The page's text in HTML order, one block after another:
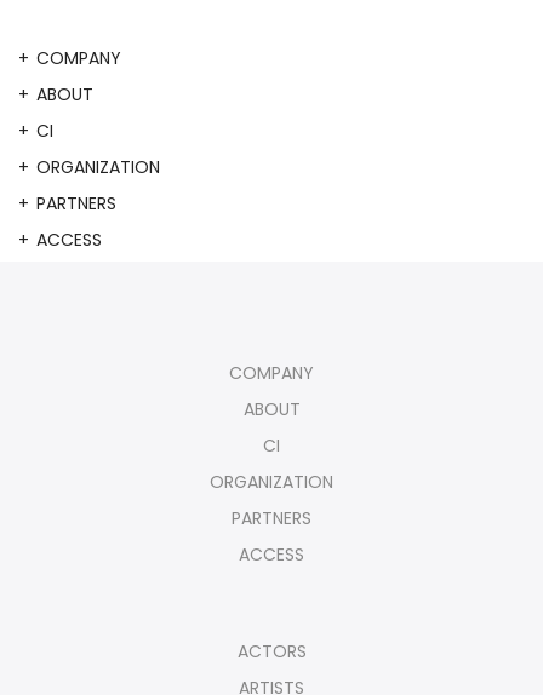
COMPANY
ABOUT
CI
ORGANIZATION
PARTNERS
ACCESS
COMPANY
ABOUT
CI
ORGANIZATION
PARTNERS
ACCESS
ACTORS
ARTISTS